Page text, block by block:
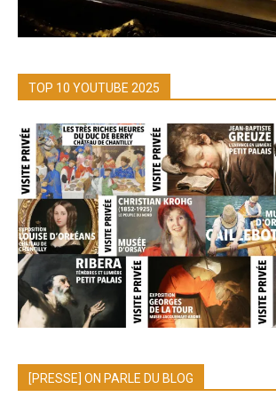
TOP 10 YOUTUBE 2025
[PRESSE] ON PARLE DU BLOG